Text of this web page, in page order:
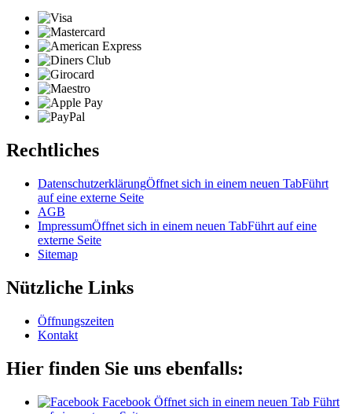
Rechtliches
DatenschutzerklärungÖffnet sich in einem neuen TabFührt
auf eine externe Seite
AGB
ImpressumÖffnet sich in einem neuen TabFührt auf eine
externe Seite
Sitemap
Nützliche Links
Öffnungszeiten
Kontakt
Hier finden Sie uns ebenfalls:
Facebook Öffnet sich in einem neuen Tab Führt